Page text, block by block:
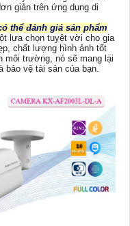
giản trên ứng dụng di
thể đánh giá sản phẩm
lựa chọn tuyệt vời cho gia
chất lượng hình ảnh tốt
môi trường, nó sẽ mang lại
bảo vệ tài sản của bạn.